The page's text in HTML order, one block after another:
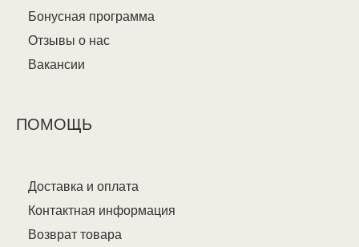
Бонусная программа
Отзывы о нас
Вакансии
ПОМОЩЬ
Доставка и оплата
Контактная информация
Возврат товара